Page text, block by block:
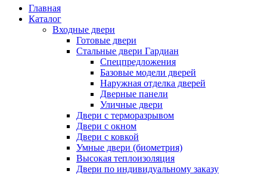
Главная
Каталог
Входные двери
Готовые двери
Стальные двери Гардиан
Спецпредложения
Базовые модели дверей
Наружная отделка дверей
Дверные панели
Уличные двери
Двери с терморазрывом
Двери с окном
Двери с ковкой
Умные двери (биометрия)
Высокая теплоизоляция
Двери по индивидуальному заказу